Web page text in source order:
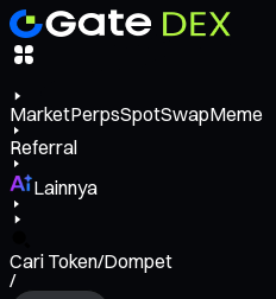
MarketPerpsSpotSwapMeme
Referral
Lainnya
Cari Token/Dompet
/